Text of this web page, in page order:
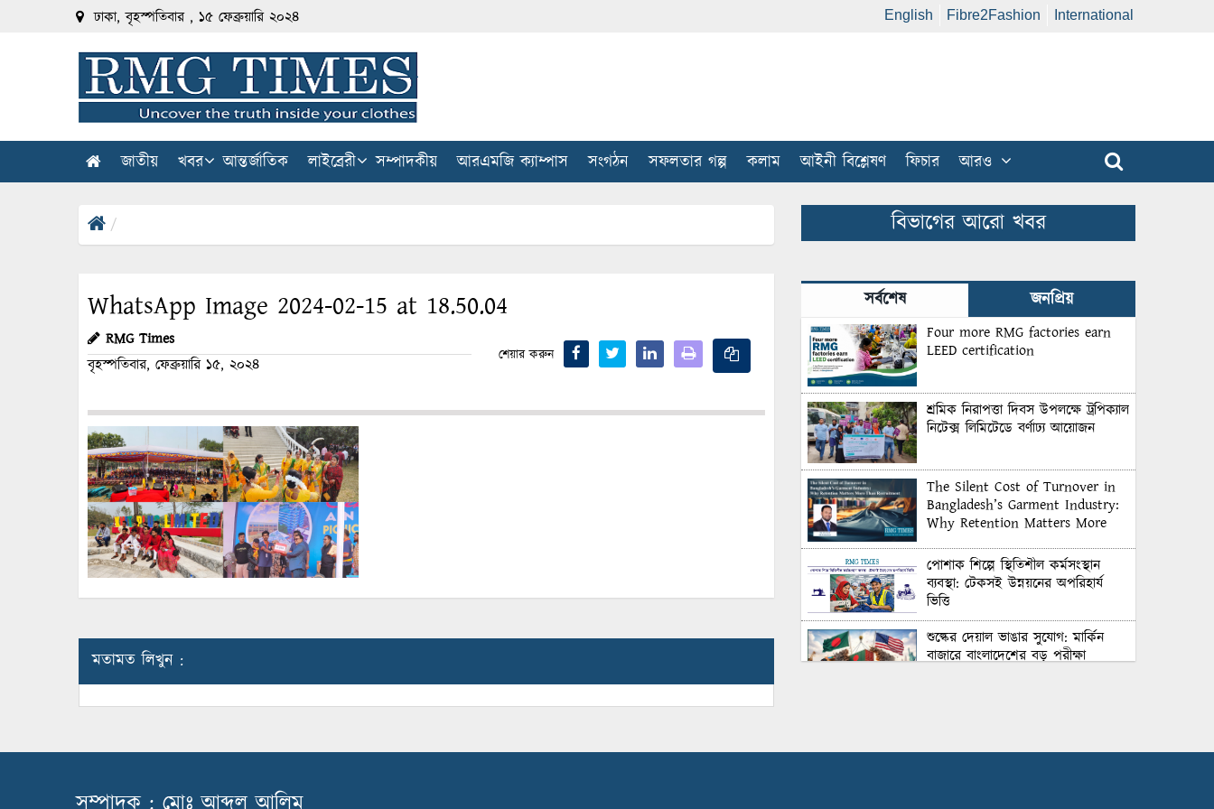
ঢাকা, বৃহস্পতিবার , ১৫ ফেব্রুয়ারি ২০২৪ English Fibre2Fashion International
জাতীয় খবর আন্তর্জাতিক লাইব্রেরী সম্পাদকীয় আরএমজি ক্যাম্পাস সংগঠন সফলতার গল্প কলাম আইনী বিশ্লেষণ ফিচার আরও
WhatsApp Image 2024-02-15 at 18.50.04
RMG Times
বৃহস্পতিবার, ফেব্রুয়ারি ১৫, ২০২৪
শেয়ার করুন
মতামত লিখুন :
বিভাগের আরো খবর
সর্বশেষ জনপ্রিয়
Four more RMG factories earn
LEED certification
শ্রমিক নিরাপত্তা দিবস উপলক্ষে ট্রপিক্যাল
নিটেক্স লিমিটেডে বর্ণাঢ্য আয়োজন
The Silent Cost of Turnover in
Bangladesh’s Garment Industry:
Why Retention Matters More
পোশাক শিল্পে স্থিতিশীল কর্মসংস্থান
ব্যবস্থা: টেকসই উন্নয়নের অপরিহার্য
ভিত্তি
শুল্কের দেয়াল ভাঙার সুযোগ: মার্কিন
বাজারে বাংলাদেশের বড় পরীক্ষা
Workers–2026